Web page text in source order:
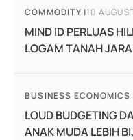
COMMODITY |10
MIND ID PERLUAS
LOGAM TANAH
BUSINESS ECONOMICS
LOUD BUDGETING
ANAK MUDA LEBIH